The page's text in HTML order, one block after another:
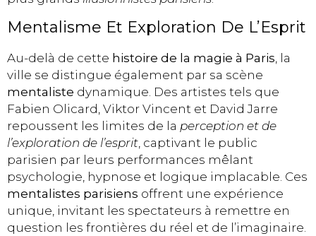
Mentalisme Et Exploration De L’Esprit
Au-delà de cette histoire de la magie à Paris, la
ville se distingue également par sa scène
mentaliste dynamique. Des artistes tels que
Fabien Olicard, Viktor Vincent et David Jarre
repoussent les limites de la perception et de
l’exploration de l’esprit, captivant le public
parisien par leurs performances mêlant
psychologie, hypnose et logique implacable. Ces
mentalistes parisiens offrent une expérience
unique, invitant les spectateurs à remettre en
question les frontières du réel et de l’imaginaire.